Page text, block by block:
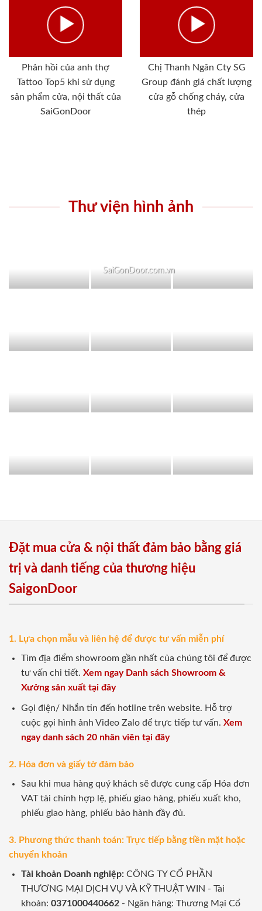
Phản hồi của anh thợ
Tattoo Top5 khi sử dụng
sản phẩm cửa, nội thất của
SaiGonDoor
Chị Thanh Ngân Cty SG
Group đánh giá chất lượng
cửa gỗ chống cháy, cửa
thép
Thư viện hình ảnh
SaiGonDoor.com.vn
Đặt mua cửa & nội thất đảm bảo bằng giá
trị và danh tiếng của thương hiệu
SaigonDoor
1. Lựa chọn mẫu và liên hệ để được tư vấn miễn phí
Tìm địa điểm showroom gần nhất của chúng tôi để được
tư vấn chi tiết. Xem ngay Danh sách Showroom &
Xưởng sản xuất tại đây
Gọi điện/ Nhắn tin đến hotline trên website. Hỗ trợ
cuộc gọi hình ảnh Video Zalo để trực tiếp tư vấn. Xem
ngay danh sách 20 nhân viên tại đây
2. Hóa đơn và giấy tờ đảm bảo
Sau khi mua hàng quý khách sẽ được cung cấp Hóa đơn
VAT tài chính hợp lệ, phiếu giao hàng, phiếu xuất kho,
phiếu giao hàng, phiếu bảo hành đầy đủ.
3. Phương thức thanh toán: Trực tiếp bằng tiền mặt hoặc
chuyển khoản
Tài khoản Doanh nghiệp:CÔNG TY CỔ PHẦN
THƯƠNG MẠI DỊCH VỤ VÀ KỸ THUẬT WIN - Tài
khoản: 0371000440662- Ngân hàng: Thương Mại Cổ